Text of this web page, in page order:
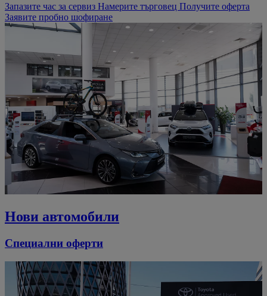
Запазите час за сервиз Намерите търговец Получите оферта
Заявите пробно шофиране
Нови автомобили
Специални оферти